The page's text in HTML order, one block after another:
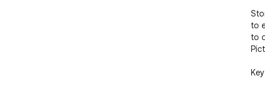
to
to